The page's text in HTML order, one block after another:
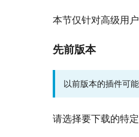
本节仅针对高级用
先前版本
以前版本的插件可
请选择要下载的特定